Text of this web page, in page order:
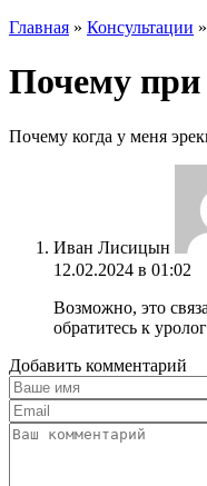
Главная » Консультации »
Почему при
Почему когда у меня
Иван Лисицын
12.02.2024 в 01:02
Возможно, это
обратитесь к
Добавить комментарий